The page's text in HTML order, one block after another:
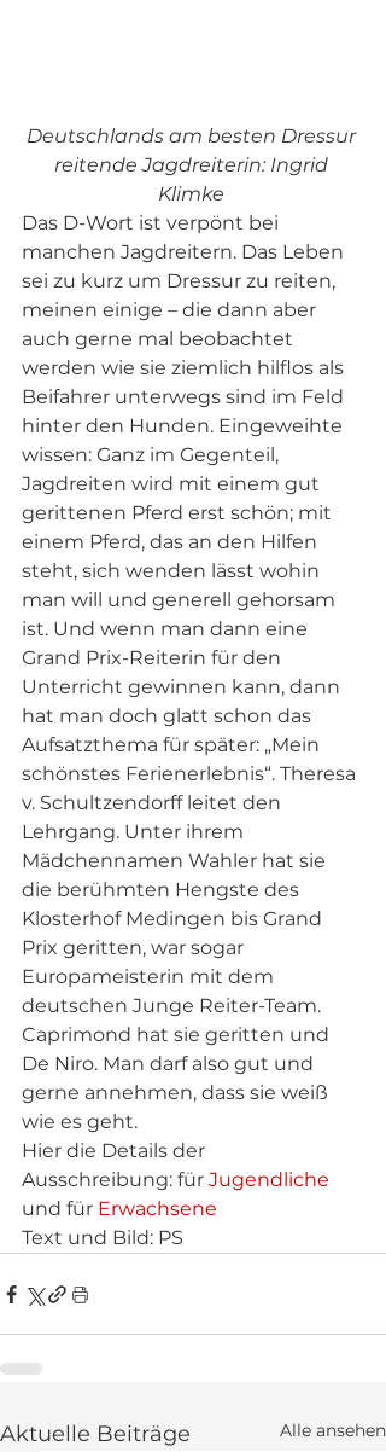
Deutschlands am besten Dressur
reitende Jagdreiterin: Ingrid
Klimke
Das D-Wort ist verpönt bei
manchen Jagdreitern. Das Leben
sei zu kurz um Dressur zu reiten,
meinen einige – die dann aber
auch gerne mal beobachtet
werden wie sie ziemlich hilflos als
Beifahrer unterwegs sind im Feld
hinter den Hunden. Eingeweihte
wissen: Ganz im Gegenteil,
Jagdreiten wird mit einem gut
gerittenen Pferd erst schön; mit
einem Pferd, das an den Hilfen
steht, sich wenden lässt wohin
man will und generell gehorsam
ist. Und wenn man dann eine
Grand Prix-Reiterin für den
Unterricht gewinnen kann, dann
hat man doch glatt schon das
Aufsatzthema für später: „Mein
schönstes Ferienerlebnis“. Theresa
v. Schultzendorff leitet den
Lehrgang. Unter ihrem
Mädchennamen Wahler hat sie
die berühmten Hengste des
Klosterhof Medingen bis Grand
Prix geritten, war sogar
Europameisterin mit dem
deutschen Junge Reiter-Team.
Caprimond hat sie geritten und
De Niro. Man darf also gut und
gerne annehmen, dass sie weiß
wie es geht.
Hier die Details der
Ausschreibung: für Jugendliche
und für Erwachsene
Text und Bild: PS
Aktuelle Beiträge Alle ansehen